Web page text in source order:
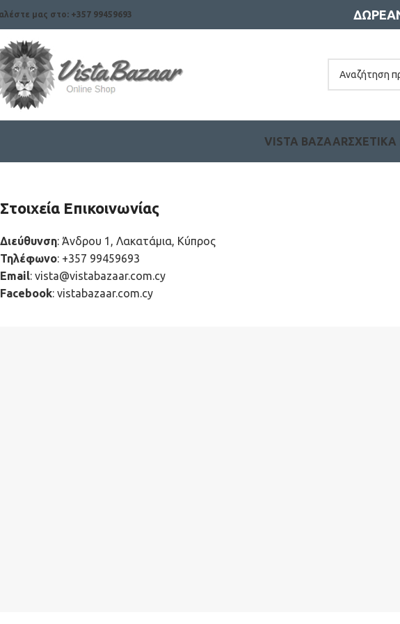
μας στο: +357 99459693
VISTA BAZAAR
Στοιχεία Επικοινωνίας
Διεύθυνση: Άνδρου 1, Λακατάμια, Κύπρος
Τηλέφωνο: +357 99459693
Email: vista@vistabazaar.com.cy
Facebook: vistabazaar.com.cy